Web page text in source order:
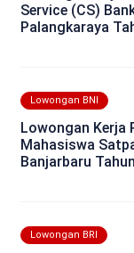
Service (CS)
Palangkaraya
Lowongan BNI
Lowongan Kerja
Mahasiswa
Banjarbaru
Lowongan BRI